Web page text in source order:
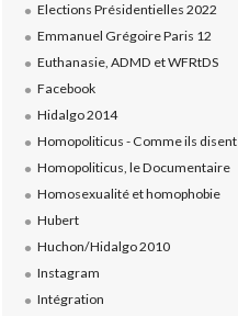
Elections Présidentielles 2022
Emmanuel Grégoire Paris 12
Euthanasie, ADMD et WFRtDS
Facebook
Hidalgo 2014
Homopoliticus - Comme ils disent
Homopoliticus, le Documentaire
Homosexualité et homophobie
Hubert
Huchon/Hidalgo 2010
Instagram
Intégration